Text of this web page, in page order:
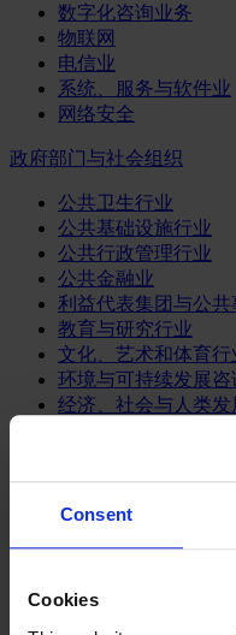
Consent
Cookies
数字化咨询业务
物联网
电信业
系统、服务与软件业
网络安全
政府部门与社会组织
公共卫生行业
公共基础设施行业
公共行政管理行业
公共金融业
利益代表集团与公共
教育与研究行业
文化、艺术和体育行
环境与可持续发展咨
经济、社会与人类发
媒体和娱乐业
消费品
餐饮、旅游与酒店业